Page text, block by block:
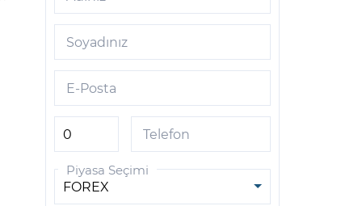
Soyadınız
E-Posta
Telefon
Piyasa Seçimi